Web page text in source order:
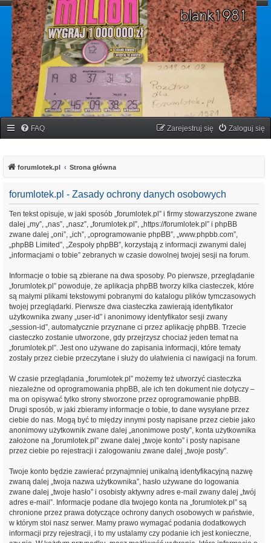
forumlotek.pl
Forum gier liczbowych
FAQ Zaloguj się
Zarejestruj się
forumlotek.pl Strona główna
forumlotek.pl - Zasady ochrony danych osobowych
Ten tekst opisuje, w jaki sposób „forumlotek.pl” i firmy stowarzyszone zwane
dalej „my”, „nas”, „nasz”, „forumlotek.pl”, „https://forumlotek.pl” i phpBB
zwane dalej „oni”, „ich”, „oprogramowanie phpBB”, „www.phpbb.com”,
„phpBB Limited”, „Zespoły phpBB”, korzystają z informacji zwanymi dalej
„informacjami o tobie” zebranych w czasie dowolnej twojej sesji na forum.
Informacje o tobie są zbierane na dwa sposoby. Po pierwsze, przeglądanie
„forumlotek.pl” powoduje, że aplikacja phpBB tworzy kilka ciasteczek, które
są małymi plikami tekstowymi pobranymi do katalogu plików tymczasowych
twojej przeglądarki. Pierwsze dwa ciasteczka zawierają identyfikator
użytkownika zwany „user-id” i anonimowy identyfikator sesji zwany
„session-id”, automatycznie przyznane ci przez aplikację phpBB. Trzecie
ciasteczko zostanie utworzone, gdy przejrzysz chociaż jeden temat na
„forumlotek.pl”. Jest ono używane do zapisania informacji, które tematy
zostały przez ciebie przeczytane i służy do ułatwienia ci nawigacji na forum.
W czasie przeglądania „forumlotek.pl” możemy też utworzyć ciasteczka
niezależne od oprogramowania phpBB, ale ich ten dokument nie dotyczy –
ma on opisywać tylko strony stworzone przez oprogramowanie phpBB.
Drugi sposób, w jaki zbieramy informacje o tobie, to dane wysyłane przez
ciebie do nas. Mogą być to między innymi posty napisane przez ciebie jako
anonimowy użytkownik zwane dalej „anonimowe posty”, konta użytkownika
założone na „forumlotek.pl” zwane dalej „twoje konto” i posty napisane
przez ciebie po rejestracji i zalogowaniu zwane dalej „twoje posty”.
Twoje konto będzie zawierać przynajmniej unikalną identyfikacyjną nazwę
zwaną dalej „twoja nazwa użytkownika”, hasło używane do logowania
zwane dalej „twoje hasło” i osobisty aktywny adres e-mail zwany dalej „twój
adres e-mail”. Informacje podane dla twojego konta na „forumlotek.pl” są
chronione przez prawa dotyczące ochrony danych osobowych w państwie,
w którym stoi nasz serwer. Mamy prawo wymagać podania dodatkowych
informacji przy rejestracji, i to my ustalamy czy podanie ich jest konieczne,